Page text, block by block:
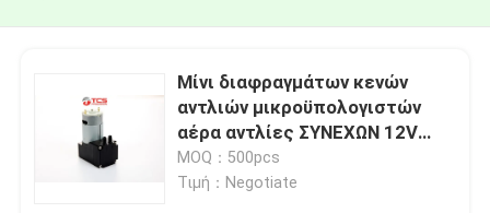
Μίνι διαφραγμάτων κενών
αντλιών μικροϋπολογιστών
αέρα αντλίες ΣΥΝΕΧΩΝ 12V
24V 17W 15LPM
MOQ：500pcs
Τιμή：Negotiate